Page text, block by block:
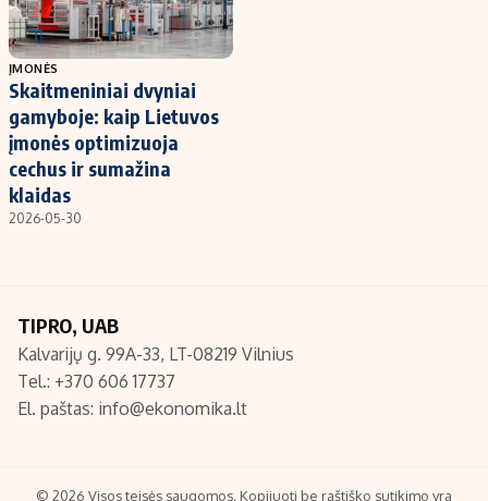
ĮMONĖS
Skaitmeniniai dvyniai
gamyboje: kaip Lietuvos
įmonės optimizuoja
cechus ir sumažina
klaidas
2026-05-30
TIPRO, UAB
Kalvarijų g. 99A-33, LT-08219 Vilnius
Tel.: +370 606 17737
El. paštas: info@ekonomika.lt
© 2026 Visos teisės saugomos. Kopijuoti be raštiško sutikimo yra